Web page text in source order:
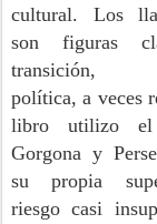
cultural. Los
son figuras
transición,
política, a veces
libro utilizo
Gorgona y
su propia
riesgo casi